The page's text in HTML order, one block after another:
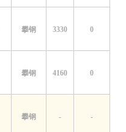
攀钢 3330 0
攀钢 4160 0
攀钢 - -